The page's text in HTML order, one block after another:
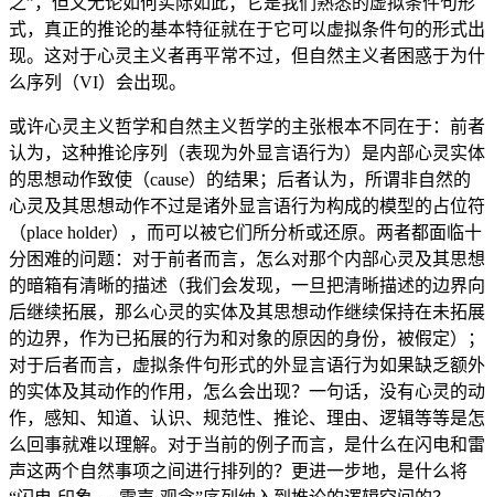
式，真正的推论的基本特征就在于它可以虚拟条件句的形式出
现。这对于心灵主义者再平常不过，但自然主义者困惑于为什
么序列（VI）会出现。
或许心灵主义哲学和自然主义哲学的主张根本不同在于：前者
认为，这种推论序列（表现为外显言语行为）是内部心灵实体
的思想动作致使（cause）的结果；后者认为，所谓非自然的
心灵及其思想动作不过是诸外显言语行为构成的模型的占位符
（place holder），而可以被它们所分析或还原。两者都面临十
分困难的问题：对于前者而言，怎么对那个内部心灵及其思想
的暗箱有清晰的描述（我们会发现，一旦把清晰描述的边界向
后继续拓展，那么心灵的实体及其思想动作继续保持在未拓展
的边界，作为已拓展的行为和对象的原因的身份，被假定）；
对于后者而言，虚拟条件句形式的外显言语行为如果缺乏额外
的实体及其动作的作用，怎么会出现？一句话，没有心灵的动
作，感知、知道、认识、规范性、推论、理由、逻辑等等是怎
么回事就难以理解。对于当前的例子而言，是什么在闪电和雷
声这两个自然事项之间进行排列的？更进一步地，是什么将